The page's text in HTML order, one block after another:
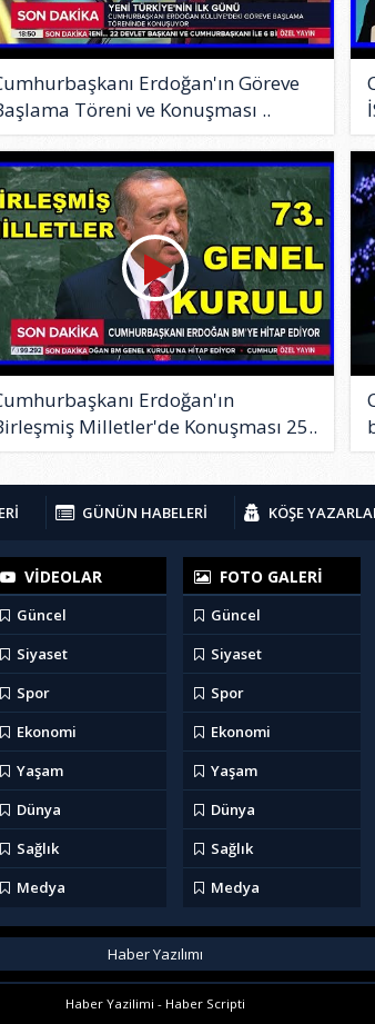
Erdoğan'ın Göreve
Töreni ve Konuşması ..
Erdoğan'ın
Milletler'de Konuşması 25..
GÜNÜN HABELERİ KÖŞE
VİDEOLAR
Güncel
Siyaset
Spor
Ekonomi
Yaşam
Dünya
Sağlık
Medya
FOTO GALERİ
Güncel
Siyaset
Spor
Ekonomi
Yaşam
Dünya
Sağlık
Medya
Haber Yazılımı
Haber Yazilimi - Haber Scripti